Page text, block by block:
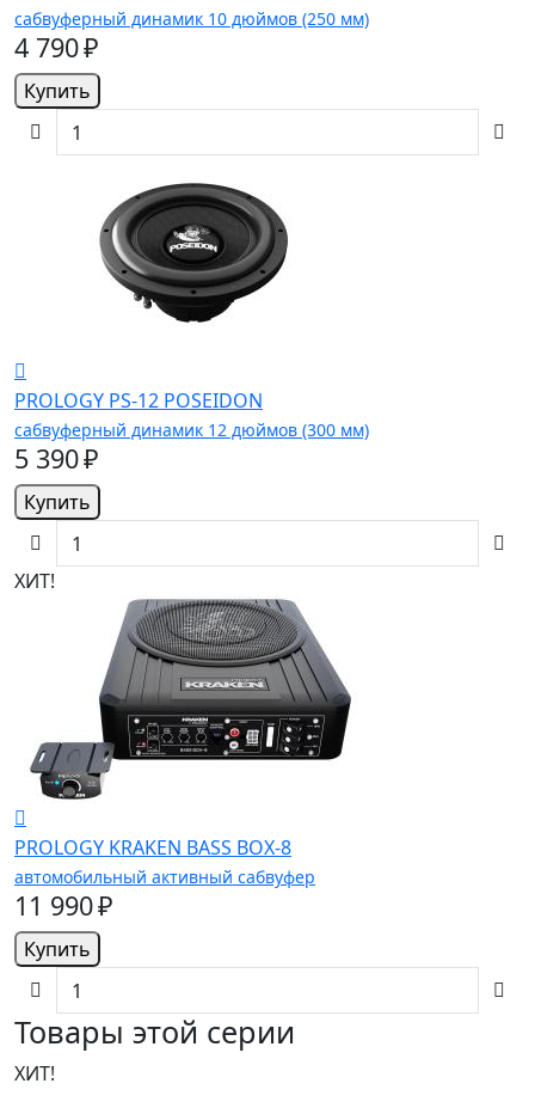
сабвуферный динамик 10 дюймов (250 мм)
4 790 ₽
Купить
PROLOGY PS-12 POSEIDON
сабвуферный динамик 12 дюймов (300 мм)
5 390 ₽
Купить
ХИТ!
PROLOGY KRAKEN BASS BOX-8
автомобильный активный сабвуфер
11 990 ₽
Купить
Товары этой серии
ХИТ!